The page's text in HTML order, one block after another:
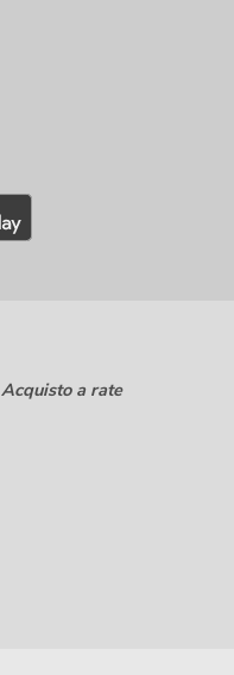
Acquisto a rate